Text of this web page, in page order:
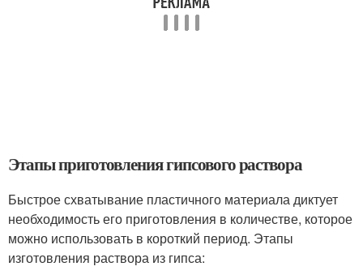
Этапы приготовления гипсового раствора
Быстрое схватывание пластичного материала диктует
необходимость его приготовления в количестве, которое
можно использовать в короткий период. Этапы
изготовления раствора из гипса: